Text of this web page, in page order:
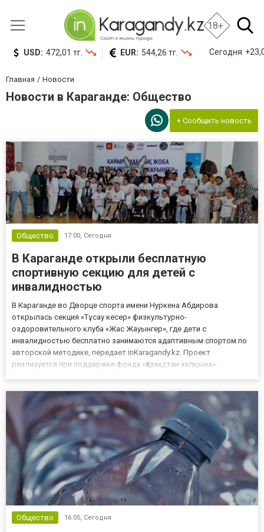
18+
USD: 472,01 тг. EUR: 544,26 тг. Сегодня
Главная Новости
Новости в Караганде: Общество
+ Сообщить новость
Общество 17:00, Сегодня
В Караганде открыли бесплатную
спортивную секцию для детей с
инвалидностью
В Караганде во Дворце спорта имени Нуркена Абдирова
открылась секция «Тұсау кесер» физкультурно-
оздоровительного клуба «Жас Жауынгер», где дети с
инвалидностью бесплатно занимаются адаптивным спортом по
авторской методике, передает inKaragandy.kz. Проект
реализуется при поддержке фонда «Қазақстан халқына».
Главная задача программы — помочь детям...
Общество 16:05, Сегодня